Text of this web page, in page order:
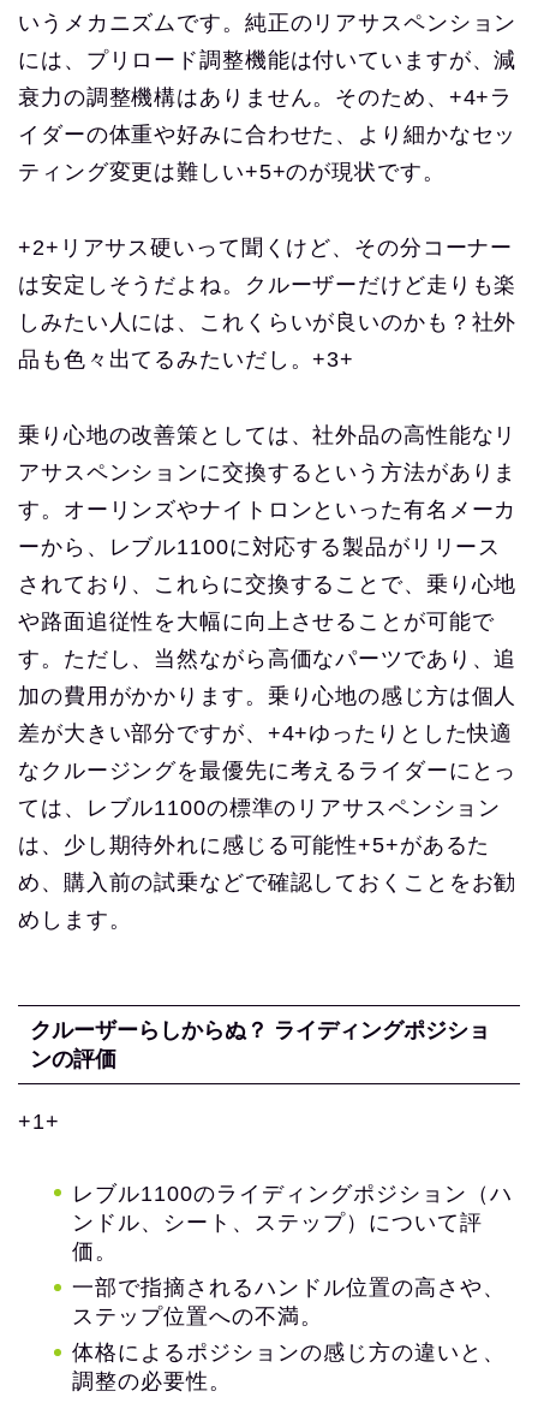
いうメカニズムです。純正のリアサスペンション
には、プリロード調整機能は付いていますが、減
衰力の調整機構はありません。そのため、+4+ラ
イダーの体重や好みに合わせた、より細かなセッ
ティング変更は難しい+5+のが現状です。
+2+リアサス硬いって聞くけど、その分コーナー
は安定しそうだよね。クルーザーだけど走りも楽
しみたい人には、これくらいが良いのかも？社外
品も色々出てるみたいだし。+3+
乗り心地の改善策としては、社外品の高性能なリ
アサスペンションに交換するという方法がありま
す。オーリンズやナイトロンといった有名メーカ
ーから、レブル1100に対応する製品がリリース
されており、これらに交換することで、乗り心地
や路面追従性を大幅に向上させることが可能で
す。ただし、当然ながら高価なパーツであり、追
加の費用がかかります。乗り心地の感じ方は個人
差が大きい部分ですが、+4+ゆったりとした快適
なクルージングを最優先に考えるライダーにとっ
ては、レブル1100の標準のリアサスペンション
は、少し期待外れに感じる可能性+5+があるた
め、購入前の試乗などで確認しておくことをお勧
めします。
クルーザーらしからぬ？ ライディングポジショ
ンの評価
+1+
レブル1100のライディングポジション（ハ
ンドル、シート、ステップ）について評
価。
一部で指摘されるハンドル位置の高さや、
ステップ位置への不満。
体格によるポジションの感じ方の違いと、
調整の必要性。